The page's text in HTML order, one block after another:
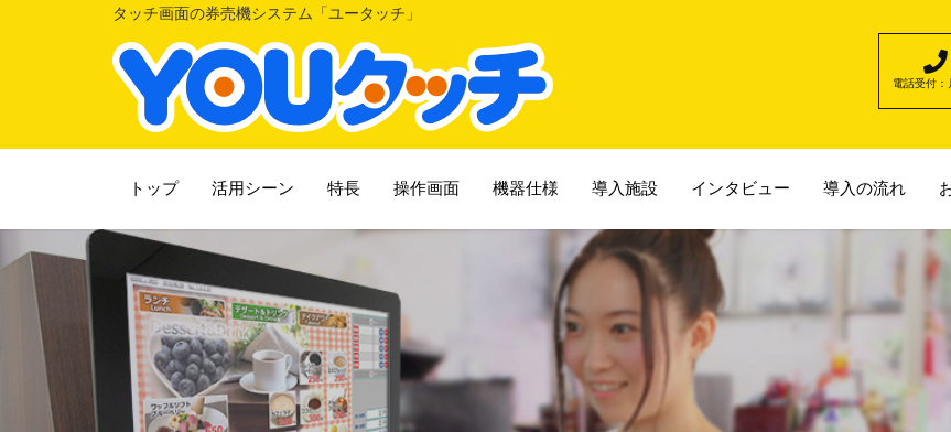
タッチ画面の券売機システム「ユータッチ」
電話受付
トップ 活用シーン 特長 操作画面 機器仕様 導入施設 インタビュー 導入の流れ